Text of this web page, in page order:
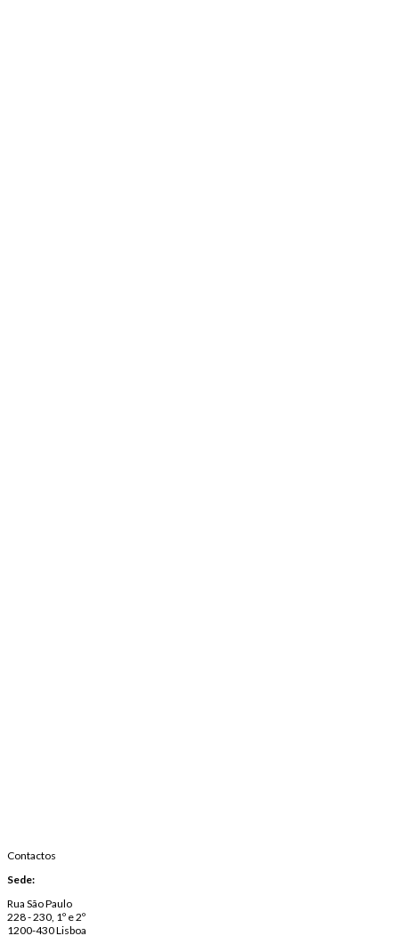
Contactos
Sede:
Rua São Paulo
228 - 230, 1º e 2º
1200-430 Lisboa